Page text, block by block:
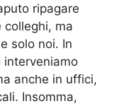
ripagare
colleghi, ma
solo noi. In
anche in uffici,
Insomma,